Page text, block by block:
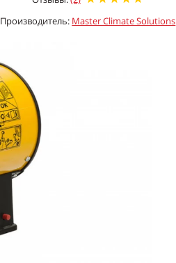
Производитель: Master Climate Solutions